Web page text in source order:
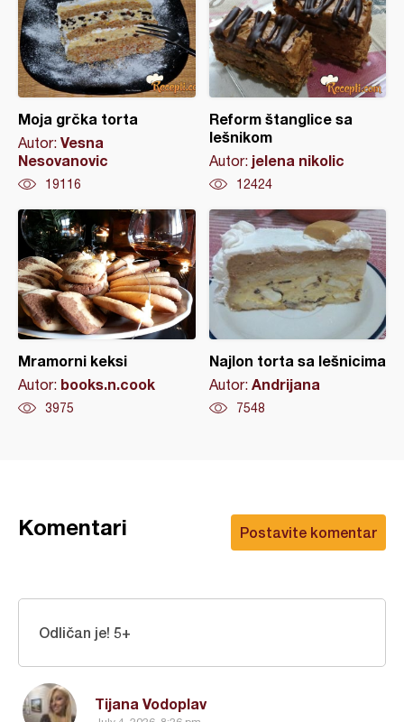
Moja grčka torta
Autor: Vesna
Nesovanovic
19116
Reform štanglice sa
lešnikom
Autor: jelena nikolic
12424
Mramorni keksi
Autor: books.n.cook
3975
Najlon torta sa lešnicima
Autor: Andrijana
7548
Postavite komentar
Komentari
Tijana Vodoplav
Odličan je! 5+